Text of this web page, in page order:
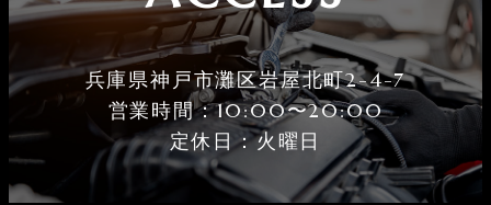
兵庫県神戸市灘区岩屋北町2-4-7
営業時間：10:00〜20:00
定休⽇：火曜⽇